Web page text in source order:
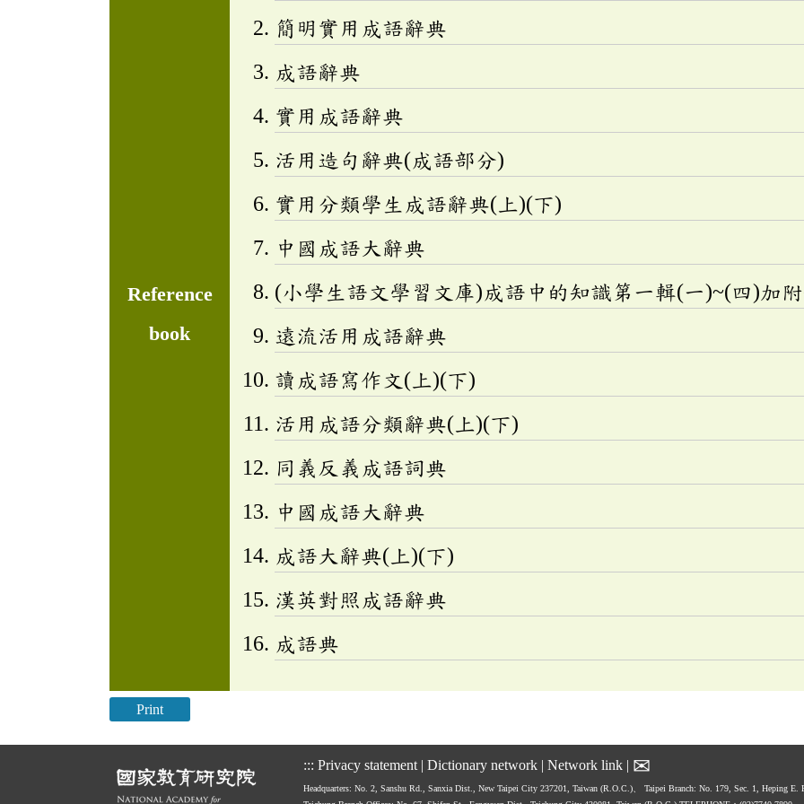
Reference
book
簡明實用成語辭典
成語辭典
實用成語辭典
活用造句辭典(成語部分)
實用分類學生成語辭典(上)(下)
中國成語大辭典
(小學生語文學習文庫)成語中的知識第一輯(一)~(四)加
遠流活用成語辭典
讀成語寫作文(上)(下)
活用成語分類辭典(上)(下)
同義反義成語詞典
中國成語大辭典
成語大辭典(上)(下)
漢英對照成語辭典
成語典
Print
::: Privacy statement | Dictionary network | Network link | ✉
Headquarters: No. 2, Sanshu Rd., Sanxia Dist., New Taipei City 237201, Taiwan (R.O.C.)、
Taipei Branch: No. 179, Sec. 1, Heping